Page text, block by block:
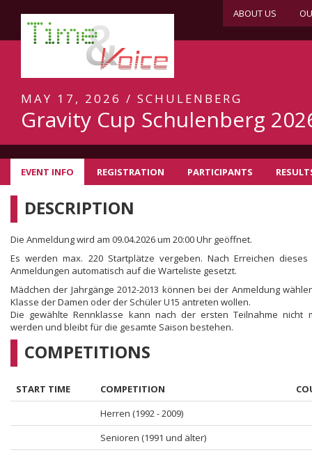
ABOUT US
MAY 17, 2026 / SCHULENBERG
Gravity Cup Schulenberg
EVENT INFO REGISTRATION PARTICIPANTS
DESCRIPTION
Die Anmeldung wird am 09.04.2026 um 20:00 Uhr geöffnet.
Es werden max. 220 Startplätze vergeben. Nach Erreichen
Anmeldungen automatisch auf die Warteliste gesetzt.
Mädchen der Jahrgänge 2012-2013 können bei der Anmeldung
Klasse der Damen oder der Schüler U15 antreten wollen.
Die gewählte Rennklasse kann nach der ersten Teilnahme nicht
werden und bleibt für die gesamte Saison bestehen.
COMPETITIONS
START TIME COMPETITION
Herren (1992 - 2009)
Senioren (1991 und älter)